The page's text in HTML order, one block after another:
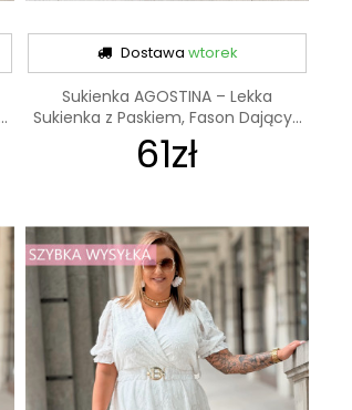
Dostawa wtorek
Sukienka AGOSTINA – Lekka
Sukienka z Paskiem, Fason Dający...
61zł